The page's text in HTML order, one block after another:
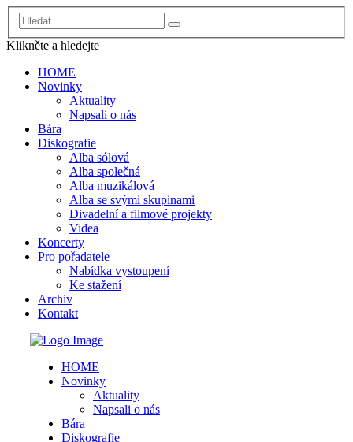
Klikněte a hledejte
HOME
Novinky
Aktuality
Napsali o nás
Bára
Diskografie
Alba sólová
Alba společná
Alba muzikálová
Alba se svými skupinami
Divadelní a filmové projekty
Videa
Koncerty
Pro pořadatele
Nabídka vystoupení
Ke stažení
Archiv
Kontakt
HOME
Novinky
Aktuality
Napsali o nás
Bára
Diskografie